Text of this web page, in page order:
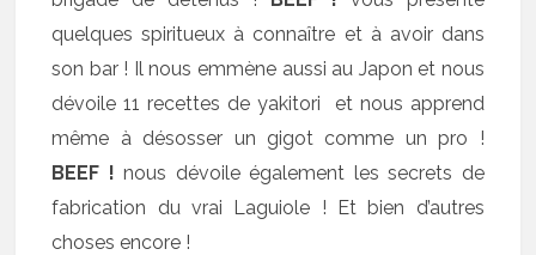
quelques spiritueux à connaître et à avoir dans
son bar ! Il nous emmène aussi au Japon et nous
dévoile 11 recettes de yakitori et nous apprend
même à désosser un gigot comme un pro !
BEEF ! nous dévoile également les secrets de
fabrication du vrai Laguiole ! Et bien d’autres
choses encore !